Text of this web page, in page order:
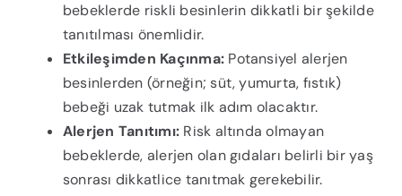
bebeklerde riskli besinlerin dikkatli bir şekilde
tanıtılması önemlidir.
Etkileşimden Kaçınma: Potansiyel alerjen
besinlerden (örneğin; süt, yumurta, fıstık)
bebeği uzak tutmak ilk adım olacaktır.
Alerjen Tanıtımı: Risk altında olmayan
bebeklerde, alerjen olan gıdaları belirli bir yaş
sonrası dikkatlice tanıtmak gerekebilir.